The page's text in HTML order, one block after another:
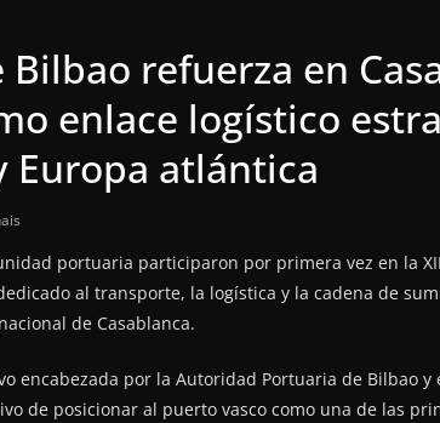
refuerza en
enlace logístico
Europa atlántica
portuaria participaron por primera vez en la
al transporte, la logística y la cadena de
de Casablanca.
encabezada por la Autoridad Portuaria de Bilbao
de posicionar al puerto vasco como una de las